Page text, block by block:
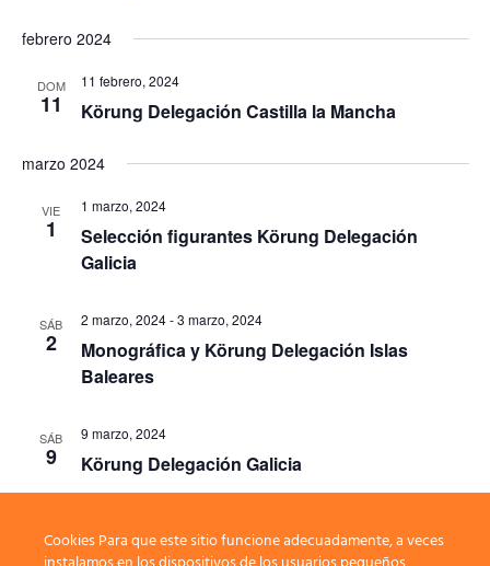
febrero 2024
DOM
11
11 febrero, 2024
Körung Delegación Castilla la Mancha
marzo 2024
VIE
1
1 marzo, 2024
Selección figurantes Körung Delegación
Galicia
SÁB
2
2 marzo, 2024-3 marzo, 2024
Monográfica y Körung Delegación Islas
Baleares
SÁB
9
9 marzo, 2024
Körung Delegación Galicia
Eventos
anterior(es) Hoy Eventos
siguiente(s)
Cookies Para que este sitio funcione adecuadamente, a veces